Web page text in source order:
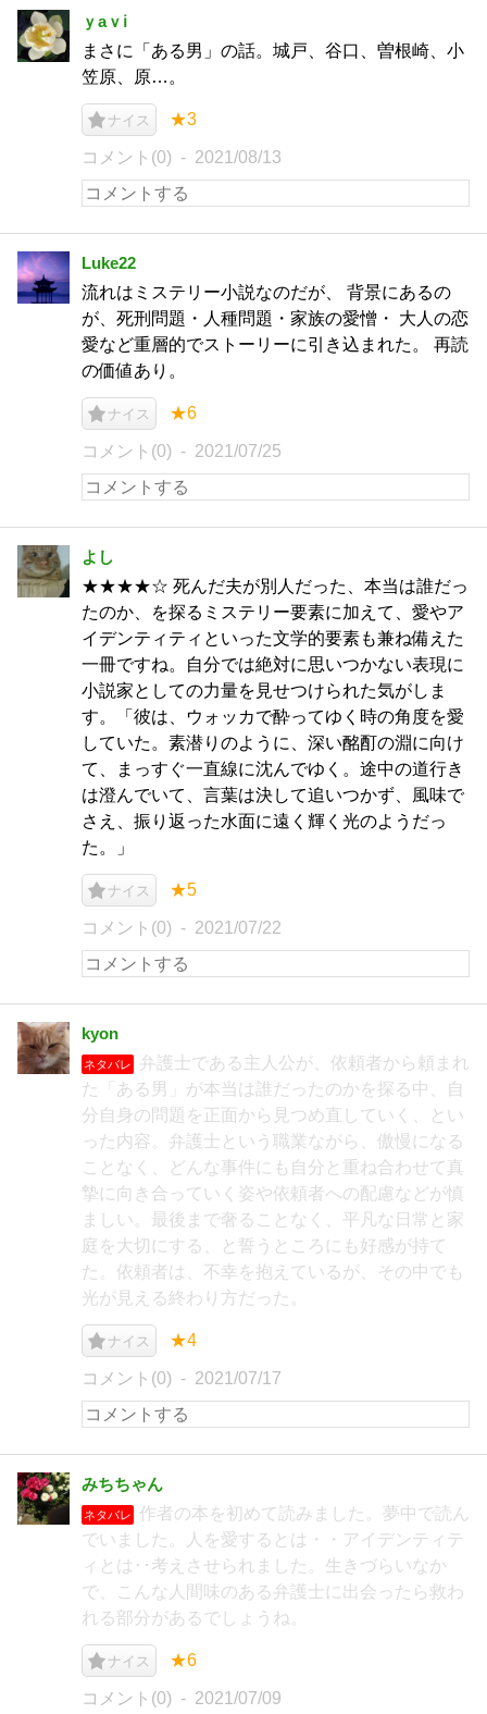
ｙaｖℹ︎
まさに「ある男」の話。城戸、谷口、曽根崎、小
笠原、原…。
ナイス ★3
コメント(0) 2021/08/13
Luke22
流れはミステリー小説なのだが、 背景にあるの
が、死刑問題・人種問題・家族の愛憎・ 大人の恋
愛など重層的でストーリーに引き込まれた。 再読
の価値あり。
ナイス ★6
コメント(0) 2021/07/25
よし
★★★★☆ 死んだ夫が別人だった、本当は誰だっ
たのか、を探るミステリー要素に加えて、愛やア
イデンティティといった文学的要素も兼ね備えた
一冊ですね。自分では絶対に思いつかない表現に
小説家としての力量を見せつけられた気がしま
す。「彼は、ウォッカで酔ってゆく時の角度を愛
していた。素潜りのように、深い酩酊の淵に向け
て、まっすぐ一直線に沈んでゆく。途中の道行き
は澄んでいて、言葉は決して追いつかず、風味で
さえ、振り返った水面に遠く輝く光のようだっ
た。」
ナイス ★5
コメント(0) 2021/07/22
kyon
ネタバレ
弁護士である主人公が、依頼者から頼まれ
た「ある男」が本当は誰だったのかを探る中、自
分自身の問題を正面から見つめ直していく、とい
った内容。弁護士という職業ながら、傲慢になる
ことなく、どんな事件にも自分と重ね合わせて真
摯に向き合っていく姿や依頼者への配慮などが慎
ましい。最後まで奢ることなく、平凡な日常と家
庭を大切にする、と誓うところにも好感が持て
た。依頼者は、不幸を抱えているが、その中でも
光が見える終わり方だった。
ナイス ★4
コメント(0) 2021/07/17
みちちゃん
ネタバレ
作者の本を初めて読みました。夢中で読ん
でいました。人を愛するとは・・アイデンティテ
ィとは･･考えさせられました。生きづらいなか
で、こんな人間味のある弁護士に出会ったら救わ
れる部分があるでしょうね。
ナイス ★6
コメント(0) 2021/07/09